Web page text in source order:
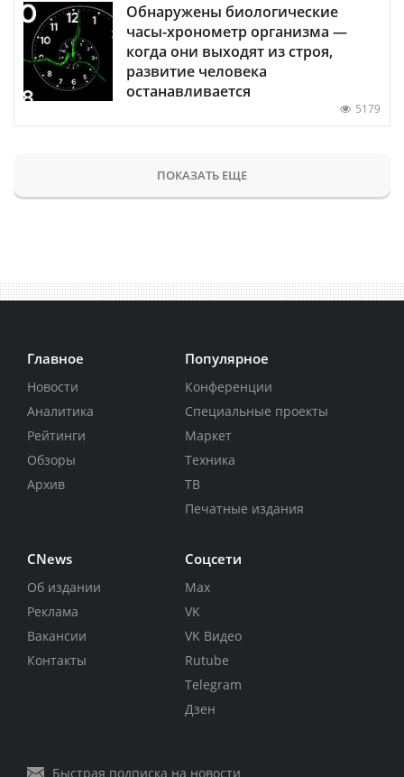
Обнаружены биологические
часы-хронометр организма —
когда они выходят из строя,
развитие человека
останавливается
5179
ПОКАЗАТЬ ЕЩЕ
Главное
Новости
Аналитика
Рейтинги
Обзоры
Архив
Популярное
Конференции
Специальные проекты
Маркет
Техника
ТВ
Печатные издания
CNews
Об издании
Реклама
Вакансии
Контакты
Соцсети
Max
VK
VK Видео
Rutube
Telegram
Дзен
Быстрая подписка на новости